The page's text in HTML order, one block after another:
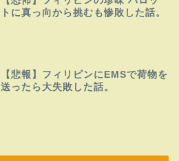
トに真っ向から挑むも惨敗した話。
【悲報】フィリピンにEMSで荷物を
送ったら大失敗した話。